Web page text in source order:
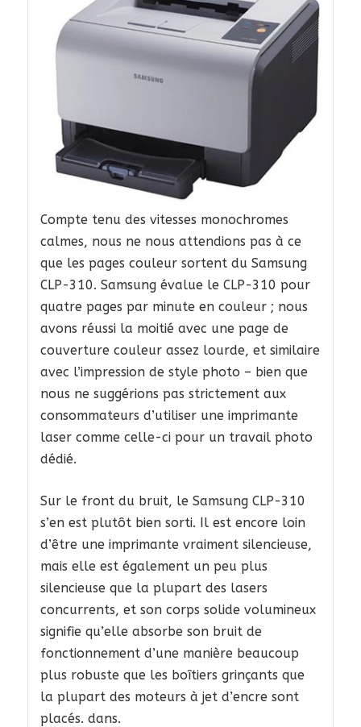
Compte tenu des vitesses monochromes
calmes, nous ne nous attendions pas à ce
que les pages couleur sortent du Samsung
CLP-310. Samsung évalue le CLP-310 pour
quatre pages par minute en couleur ; nous
avons réussi la moitié avec une page de
couverture couleur assez lourde, et similaire
avec l’impression de style photo – bien que
nous ne suggérions pas strictement aux
consommateurs d’utiliser une imprimante
laser comme celle-ci pour un travail photo
dédié.
Sur le front du bruit, le Samsung CLP-310
s’en est plutôt bien sorti. Il est encore loin
d’être une imprimante vraiment silencieuse,
mais elle est également un peu plus
silencieuse que la plupart des lasers
concurrents, et son corps solide volumineux
signifie qu’elle absorbe son bruit de
fonctionnement d’une manière beaucoup
plus robuste que les boîtiers grinçants que
la plupart des moteurs à jet d’encre sont
placés. dans.